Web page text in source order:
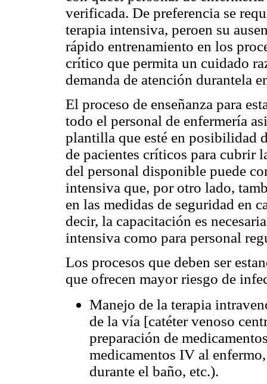
verificada. De preferencia se
terapia intensiva, peroen su
rápido entrenamiento en los
crítico que permita un cuidado
demanda de atención durantela
El proceso de enseñanza para
todo el personal de enfermería
plantilla que esté en posibilidad
de pacientes críticos para cubrir
del personal disponible puede
intensiva que, por otro lado,
en las medidas de seguridad en
decir, la capacitación es
intensiva como para personal
Los procesos que deben ser
que ofrecen mayor riesgo de
Manejo de la terapia
de la vía [catéter venoso
preparación de
medicamentos IV al
durante el baño, etc.).